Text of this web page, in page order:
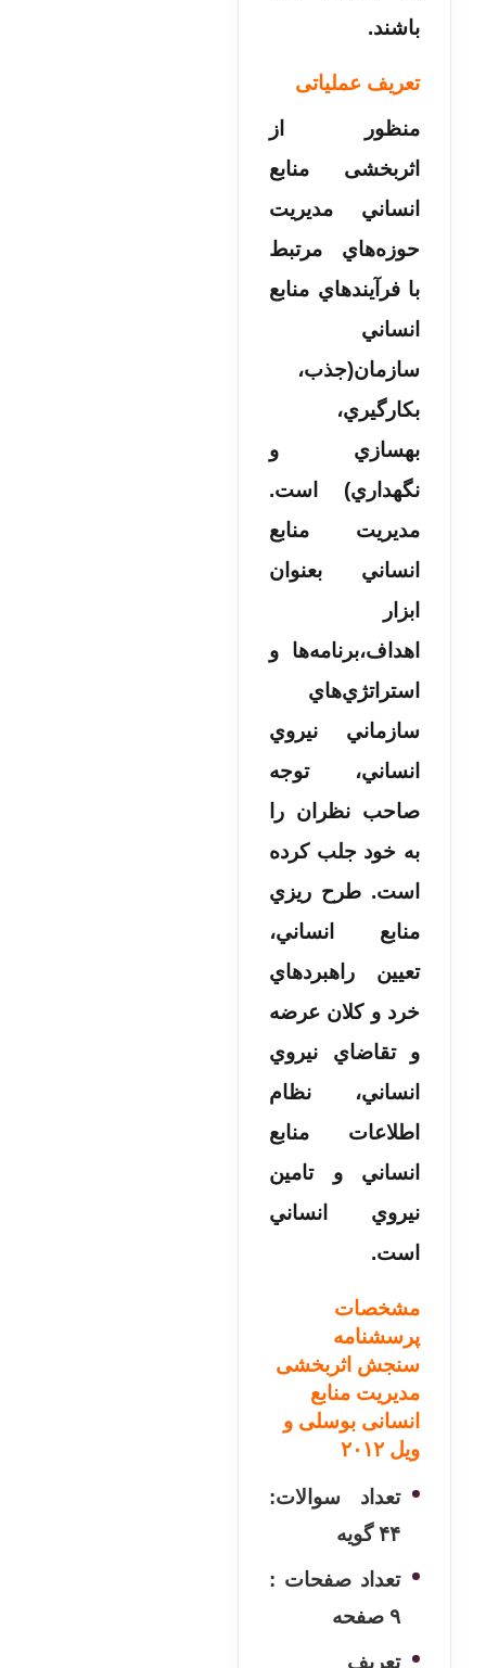
باشند.
تعریف عملیاتی
منظور از
اثربخشی منابع
انساني مديريت
حوزه‌هاي مرتبط
با فرآيندهاي منابع
انساني
سازمان(جذب،
بکارگيري،
بهسازي و
نگهداري) است.
مديريت منابع
انساني بعنوان
ابزار
اهداف،برنامه‌ها و
استراتژي‌هاي
سازماني نيروي
انساني، توجه
صاحب نظران را
به خود جلب کرده
است. طرح ريزي
منابع انساني،
تعيين راهبردهاي
خرد و کلان عرضه
و تقاضاي نيروي
انساني، نظام
اطلاعات منابع
انساني و تامين
نيروي انساني
است.
مشخصات
پرسشنامه
سنجش اثربخشی
مدیریت منابع
انسانی بوسلی و
ویل ۲۰۱۲
تعداد سوالات:
۴۴ گویه
تعداد صفحات :
۹ صفحه
تعریف